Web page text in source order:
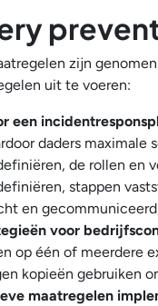
zijn
uit te voeren:
een
daders maximale
de rollen en
stappen
en
voor
op één of meerdere
kopieën gebruiken
maatregelen